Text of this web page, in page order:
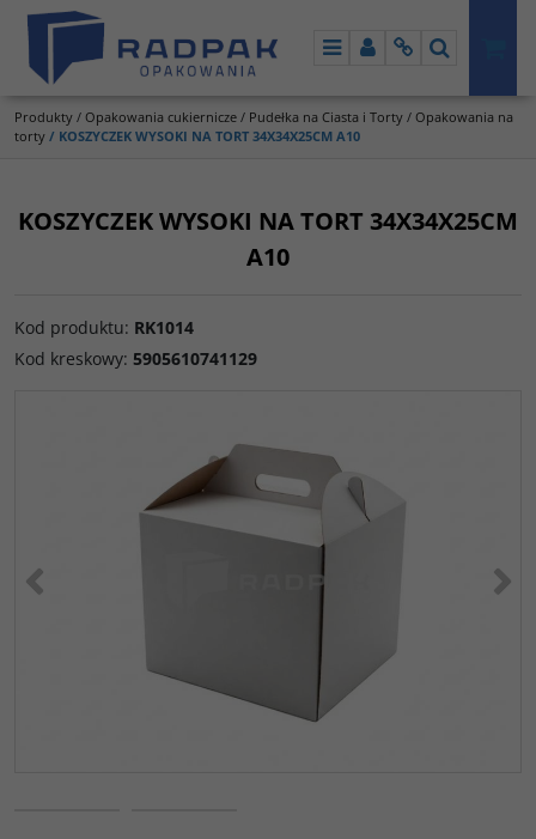
MenuPanelInfoSzukaj
Produkty / Opakowania cukiernicze / Pudełka na Ciasta i Torty / Opakowania na
torty / KOSZYCZEK WYSOKI NA TORT 34X34X25CM A10
KOSZYCZEK WYSOKI NA TORT 34X34X25CM
A10
Kod produktu: RK1014
Kod kreskowy: 5905610741129
<